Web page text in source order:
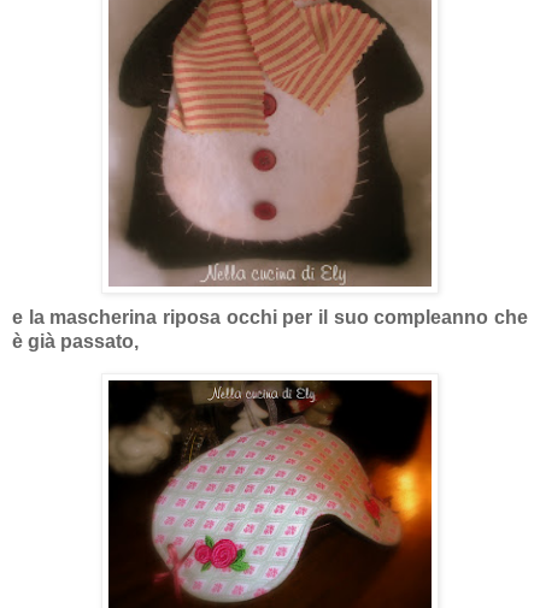
e la mascherina riposa occhi per il suo compleanno che
è già passato,